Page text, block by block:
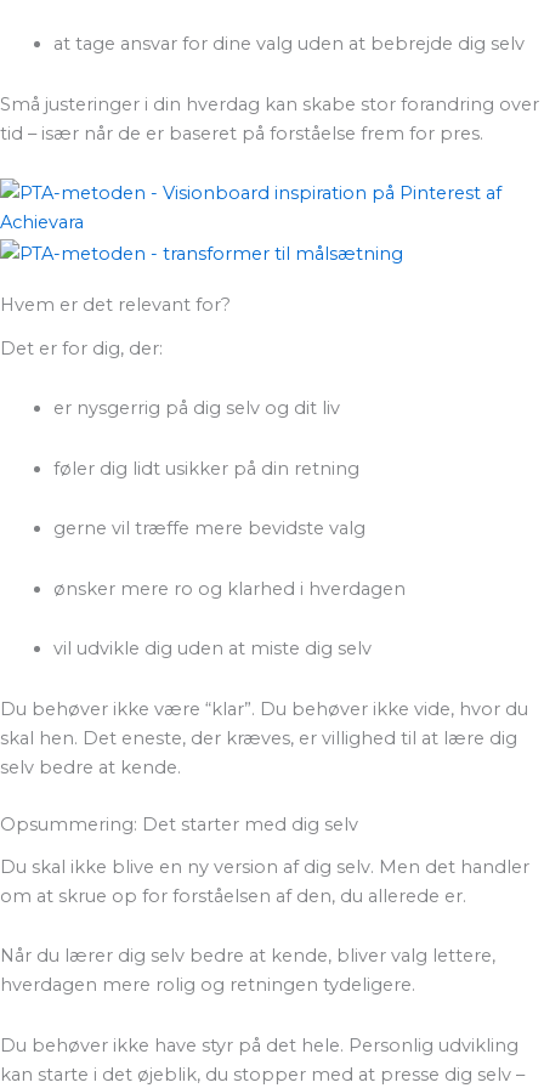
at tage ansvar for dine valg uden at bebrejde dig selv
Små justeringer i din hverdag kan skabe stor forandring over
tid – især når de er baseret på forståelse frem for pres.
Hvem er det relevant for?
Det er for dig, der:
er nysgerrig på dig selv og dit liv
føler dig lidt usikker på din retning
gerne vil træffe mere bevidste valg
ønsker mere ro og klarhed i hverdagen
vil udvikle dig uden at miste dig selv
Du behøver ikke være “klar”. Du behøver ikke vide, hvor du
skal hen. Det eneste, der kræves, er villighed til at lære dig
selv bedre at kende.
Opsummering: Det starter med dig selv
Du skal ikke blive en ny version af dig selv. Men det handler
om at skrue op for forståelsen af den, du allerede er.
Når du lærer dig selv bedre at kende, bliver valg lettere,
hverdagen mere rolig og retningen tydeligere.
Du behøver ikke have styr på det hele. Personlig udvikling
kan starte i det øjeblik, du stopper med at presse dig selv –